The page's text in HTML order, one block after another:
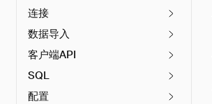
连接
数据导入
客户端API
SQL
配置